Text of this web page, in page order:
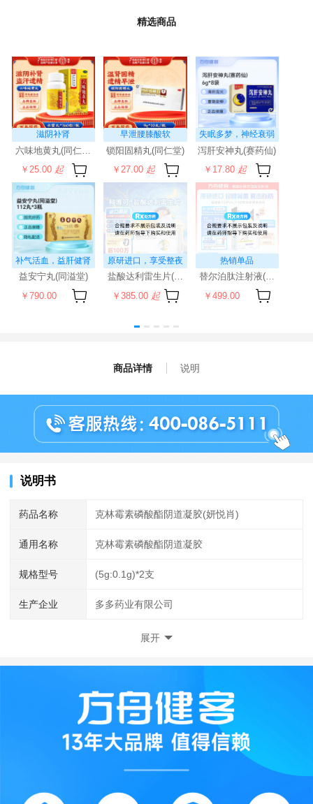
精选商品
滋阴补肾
六味地黄丸(同仁堂)(水蜜丸)
￥25.00 起
早泄腰膝酸软
锁阳固精丸(同仁堂)
￥27.00 起
失眠多梦，神经衰弱
泻肝安神丸(赛药仙)
￥17.80 起
补气活血，益肝健肾
益安宁丸(同溢堂)
￥790.00
原研进口，享受整夜
安眠
盐酸达利雷生片(科唯可)
￥385.00 起
热销单品
替尔泊肽注射液(穆峰达)
￥499.00
商品详情 说明
说明书
药品名称 克林霉素磷酸酯阴道凝胶(妍悦肖)
通用名称 克林霉素磷酸酯阴道凝胶
规格型号 (5g:0.1g)*2支
生产企业 多多药业有限公司
展开